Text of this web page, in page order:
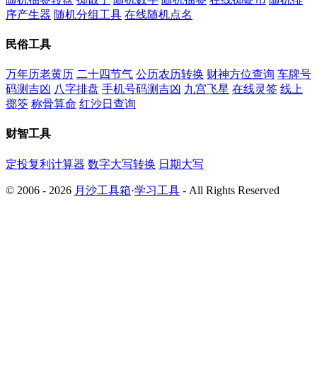
序产生器 随机分组工具 在线随机点名
民俗工具
万年历老黄历 二十四节气 公历农历转换 财神方位查询 车牌号
码测吉凶 八字排盘 手机号码测吉凶 九宫飞星 在线灵签 线上
掷筊 称骨算命 红沙日查询
财智工具
定投复利计算器 数字大写转换 日期大写
© 2006 - 2026 月沙工具箱·学习工具 - All Rights Reserved